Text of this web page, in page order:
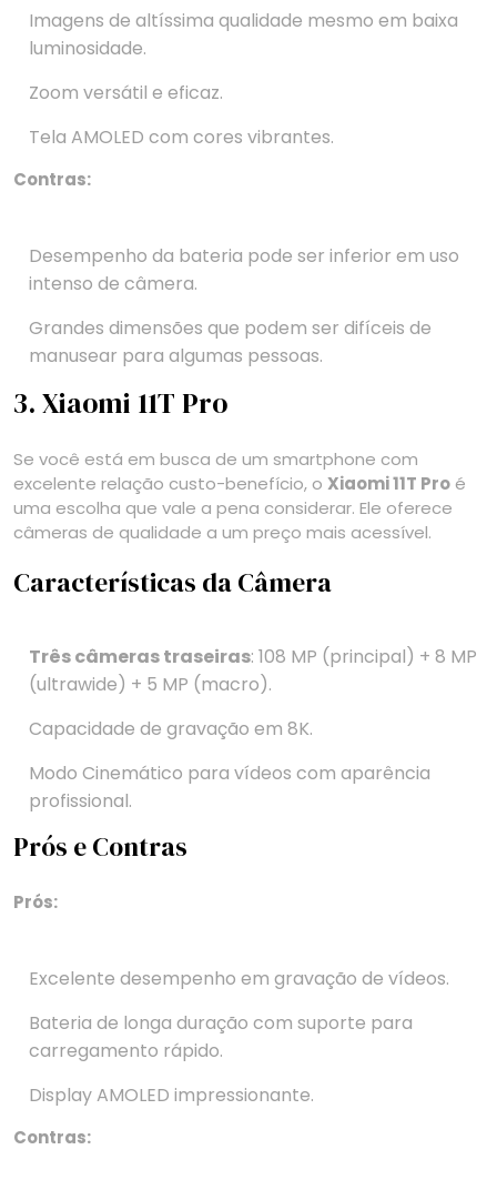
Imagens de altíssima qualidade mesmo em baixa
luminosidade.
Zoom versátil e eficaz.
Tela AMOLED com cores vibrantes.
Contras:
Desempenho da bateria pode ser inferior em uso
intenso de câmera.
Grandes dimensões que podem ser difíceis de
manusear para algumas pessoas.
3. Xiaomi 11T Pro
Se você está em busca de um smartphone com
excelente relação custo-benefício, o Xiaomi 11T Pro é
uma escolha que vale a pena considerar. Ele oferece
câmeras de qualidade a um preço mais acessível.
Características da Câmera
Três câmeras traseiras: 108 MP (principal) + 8 MP
(ultrawide) + 5 MP (macro).
Capacidade de gravação em 8K.
Modo Cinemático para vídeos com aparência
profissional.
Prós e Contras
Prós:
Excelente desempenho em gravação de vídeos.
Bateria de longa duração com suporte para
carregamento rápido.
Display AMOLED impressionante.
Contras: